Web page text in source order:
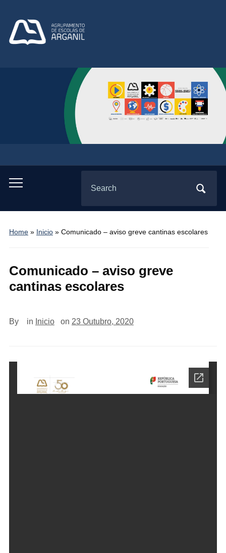
Toggle
menu
for:
Home» Inicio» Comunicado – aviso greve cantinas escolares
Comunicado – aviso greve
cantinas escolares
By in Inicio on 23 Outubro, 2020